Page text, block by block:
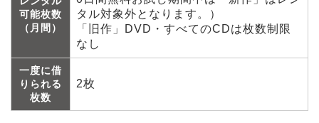
可能枚数
（月間）
タル対象外となります。）
「旧作」DVD・すべてのCDは枚数制限
なし
一度に借
りられる
枚数
2枚